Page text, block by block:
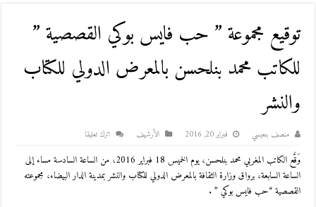
توقيع مجموعة ” حب فايس بوكي القصصية ”
للكاتب محمد بنلحسن بالمعرض الدولي للكتاب
والنشر
منصف بنعيسي فبراير 20, 2016 اﻷرشيف اترك تعليقا
وَقَّع الكاتب المغربي محمد بنلحسن، يوم الخميس 18 فبراير 2016، من الساعة السادسة مساء إلى
الساعة السابعة، برواق وزارة الثقافة بالمعرض الدولي للكتاب والنشر بمدينة الدار البيضاء، مجموعته
القصصية “حب فايس بوكي ” .